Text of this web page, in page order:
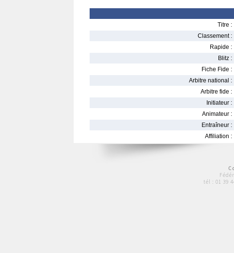
Titre :
Classement :
Rapide :
Blitz :
Fiche Fide :
Arbitre national :
Arbitre fide :
Initiateur :
Animateur :
Entraîneur :
Affiliation :
tél : 01 39